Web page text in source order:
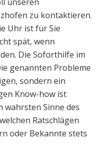
zu kontaktieren.
Uhr ist für Sie
spät, wenn
Die Soforthilfe im
genannten Probleme
sondern ein
Know-how ist
wahrsten Sinne des
Ratschlägen
oder Bekannte stets